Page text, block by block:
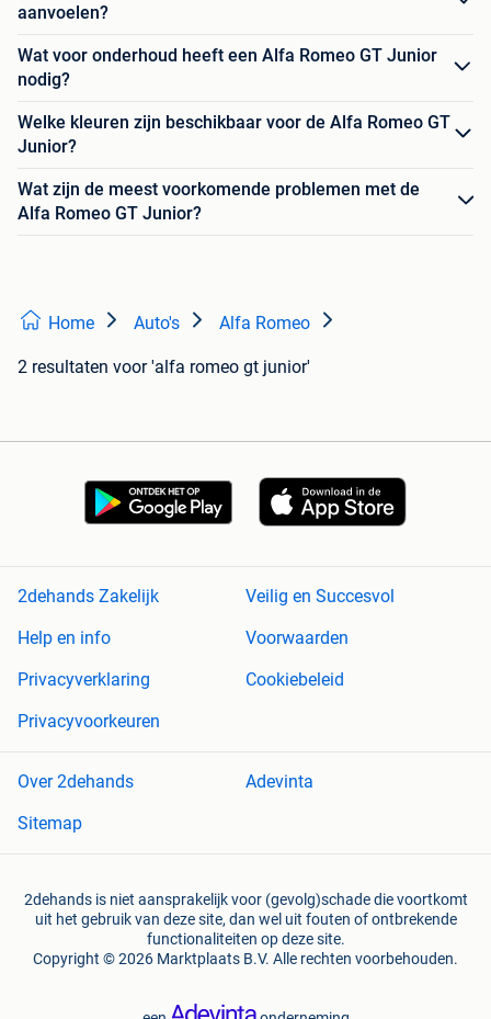
aanvoelen?
Wat voor onderhoud heeft een Alfa Romeo GT Junior
nodig?
Welke kleuren zijn beschikbaar voor de Alfa Romeo GT
Junior?
Wat zijn de meest voorkomende problemen met de
Alfa Romeo GT Junior?
Home Auto's Alfa Romeo
2 resultaten voor 'alfa romeo gt junior'
2dehands Zakelijk
Veilig en Succesvol
Help en info
Voorwaarden
Privacyverklaring
Cookiebeleid
Privacyvoorkeuren
Over 2dehands
Adevinta
Sitemap
2dehands is niet aansprakelijk voor (gevolg)schade die voortkomt
uit het gebruik van deze site, dan wel uit fouten of ontbrekende
functionaliteiten op deze site.
Copyright © 2026 Marktplaats B.V. Alle rechten voorbehouden.